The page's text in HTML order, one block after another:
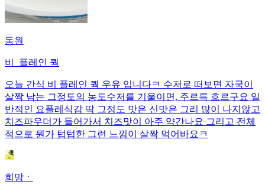
동원
비_플레인 쿽
오늘 간식 비 플레인 쿽 우유 입니다ㅋ 수저로 떠보면 자국이
살짝 남는 그정도의 농도수저를 기울이면, 주르륵 흐르구요 일
반적인 요플레식감 딱 그정도 맛은 신맛은 그리 많이 나지않고
치즈파우더가 들어가서 치즈맛이 아주 약간나요 그리고 전체
적으로 뭔가 텁텁한 그런 느낌이 살짝 먹어바요ㅋ
희망ㆍ